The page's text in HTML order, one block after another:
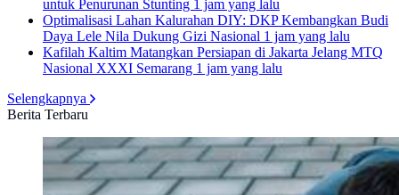
untuk Penurunan Stunting 1 jam yang lalu
Optimalisasi Lahan Kalurahan DIY: DKP Kembangkan Budi
Daya Lele Nila Dukung Gizi Nasional 1 jam yang lalu
Kafilah Kaltim Matangkan Persiapan di Jakarta Jelang MTQ
Nasional XXXI Semarang 1 jam yang lalu
Selengkapnya
Berita Terbaru